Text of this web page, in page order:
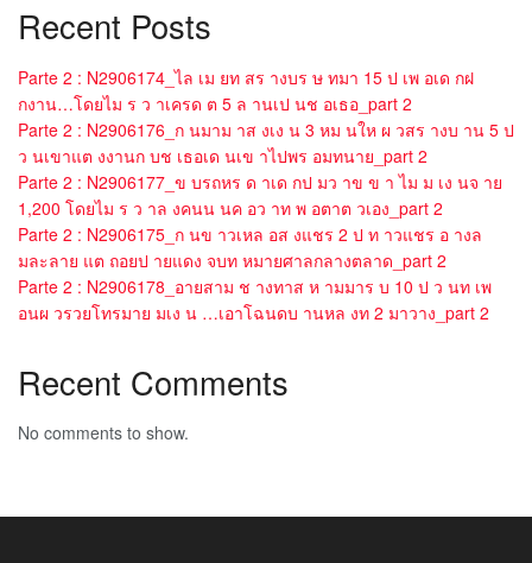
Recent Posts
Parte 2 : N2906174_ไล เม ยท สร างบร ษ ทมา 15 ป เพ อเด กฝ
กงาน…โดยไม ร ว าเครด ต 5 ล านเป นช อเธอ_part 2
Parte 2 : N2906176_ก นมาม าส งเง น 3 หม นให ผ วสร างบ าน 5 ป
ว นเขาแต งงานก บช เธอเด นเข าไปพร อมทนาย_part 2
Parte 2 : N2906177_ข บรถหร ด าเด กป มว าข ข า ไม ม เง นจ าย
1,200 โดยไม ร ว าล งคนน นค อว าท พ อตาต วเอง_part 2
Parte 2 : N2906175_ก นข าวเหล อส งแชร 2 ป ท าวแชร อ างล
มละลาย แต ถอยป ายแดง จบท หมายศาลกลางตลาด_part 2
Parte 2 : N2906178_อายสาม ช างทาส ห ามมาร บ 10 ป ว นท เพ
อนผ วรวยโทรมาย มเง น …เอาโฉนดบ านหล งท 2 มาวาง_part 2
Recent Comments
No comments to show.